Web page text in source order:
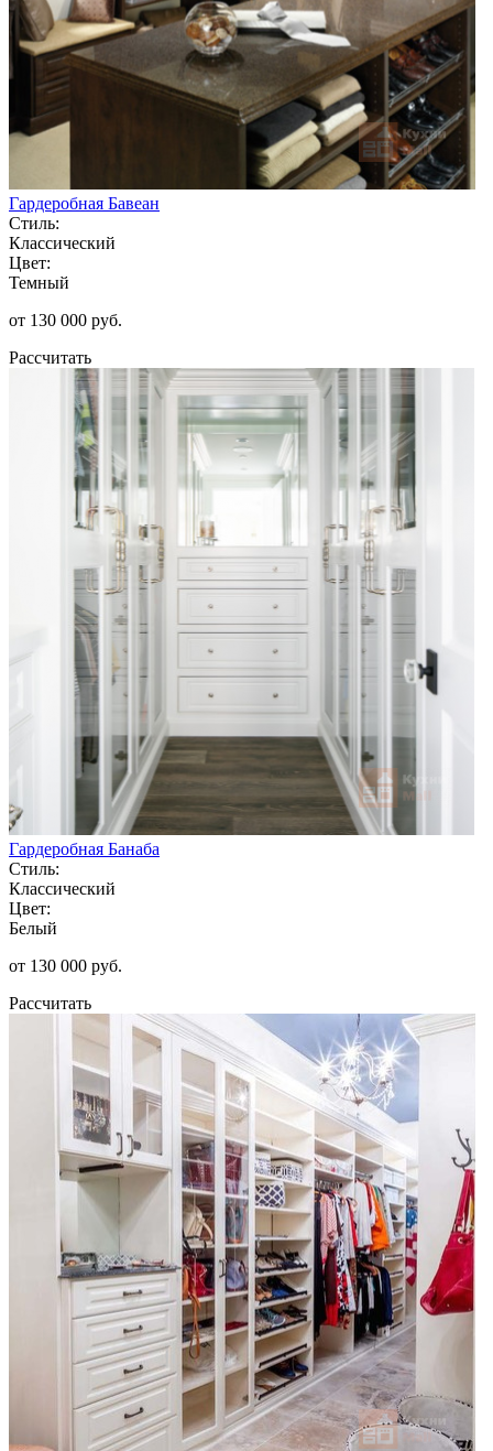
Гардеробная Бавеан
Стиль:
Классический
Цвет:
Темный
от 130 000 руб.
Рассчитать
Гардеробная Банаба
Стиль:
Классический
Цвет:
Белый
от 130 000 руб.
Рассчитать